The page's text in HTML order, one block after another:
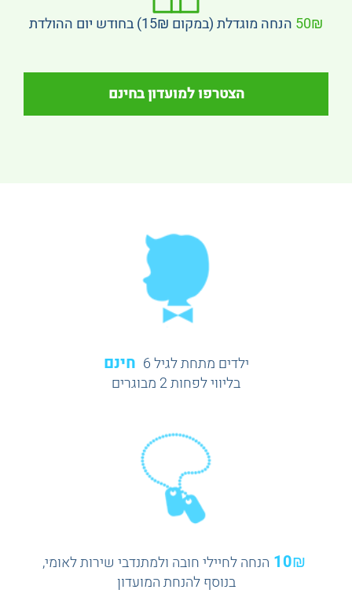
50₪ הנחה מוגדלת (במקום 15₪) בחודש יום ההולדת
הצטרפו למועדון בחינם
ילדים מתחת לגיל 6 חינם
בליווי לפחות 2 מבוגרים
10₪ הנחה לחיילי חובה ולמתנדבי שירות לאומי,
בנוסף להנחת המועדון